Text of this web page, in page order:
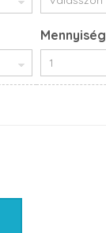
Mennyiség